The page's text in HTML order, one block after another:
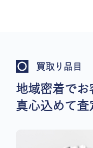
買取り品目
地域密着でお
真心込めて査